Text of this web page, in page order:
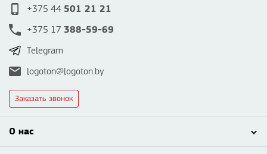
+375 44 501 21 21
+375 17 388-59-69
Telegram
logoton@logoton.by
Заказать звонок
О нас